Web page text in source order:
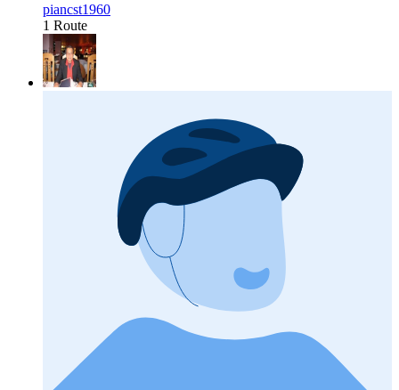
piancst1960
1 Route